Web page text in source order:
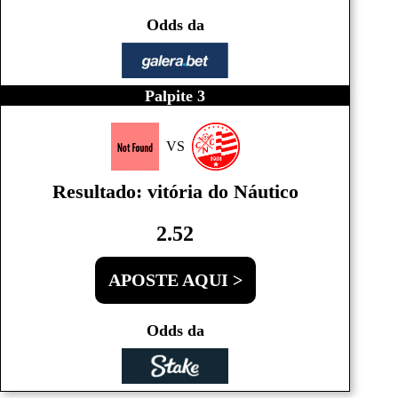
Odds da
Palpite 3
VS
Resultado: vitória do Náutico
2.52
APOSTE AQUI >
Odds da